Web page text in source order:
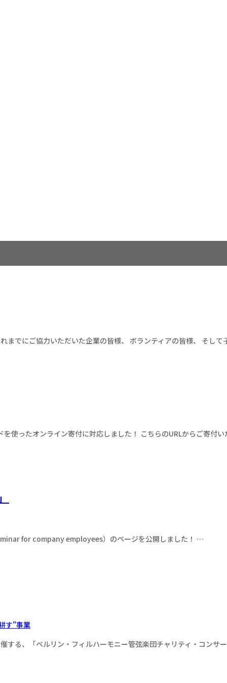
までにご協力いただいた企業の皆様、 ボランティアの皆様、 そし
使ったオンライン寄付に対応しました！ こちらのURLからご寄付
for company employees）のページを公開しました！ …
す"事業
する、「ベルリン・フィルハーモニー管弦楽団チャリティ・コンサ